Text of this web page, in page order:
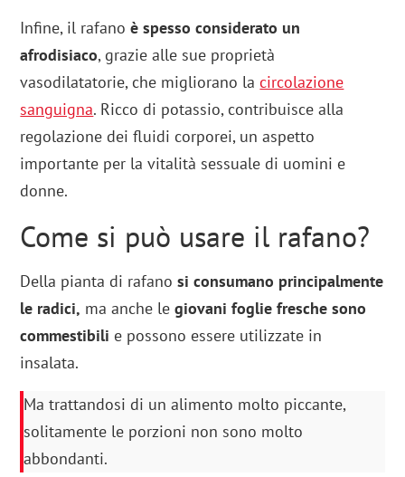
Infine, il rafanoè spesso considerato un
afrodisiaco, grazie alle sue proprietà
vasodilatatorie, che migliorano lacircolazione
sanguigna. Ricco di potassio, contribuisce alla
regolazione dei fluidi corporei, un aspetto
importante per la vitalità sessuale di uomini e
donne.
Come si può usare il rafano?
Della pianta di rafanosi consumano principalmente
le radici, ma anche legiovani foglie fresche sono
commestibili e possono essere utilizzate in
insalata.
Ma trattandosi di un alimento molto piccante,
solitamente le porzioni non sono molto
abbondanti.